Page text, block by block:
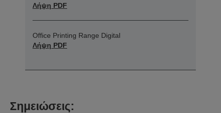
Λήψη PDF
Office Printing Range Digital
Λήψη PDF
Σημειώσεις: